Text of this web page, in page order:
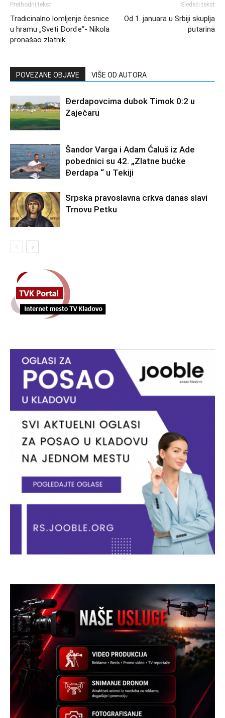
Prethodni tekst
Tradicinalno lomljenje česnice
u hramu „Sveti Đorđe“- Nikola
pronašao zlatnik
Sledeći tekst
Od 1. januara u Srbiji skuplja
putarina
POVEZANE OBJAVE VIŠE OD AUTORA
Đerdapovcima dubok Timok 0:2 u
Zaječaru
Šandor Varga i Adam Ćaluš iz Ade
pobednici su 42. „Zlatne bućke
Đerdapa “ u Tekiji
Srpska pravoslavna crkva danas slavi
Trnovu Petku